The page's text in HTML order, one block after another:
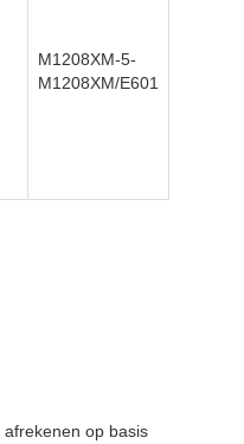
M1208XM-5-
M1208XM/E601
op basis